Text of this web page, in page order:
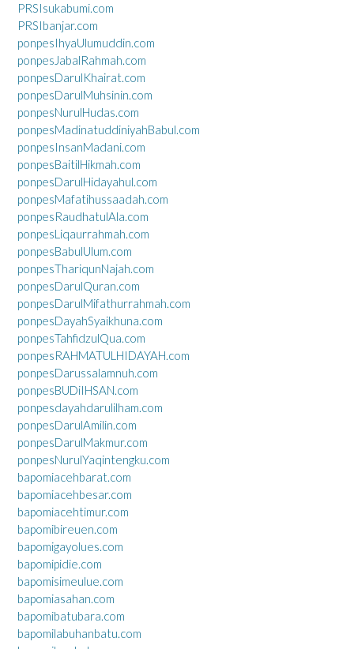
PRSIsukabumi.com
PRSIbanjar.com
ponpesIhyaUlumuddin.com
ponpesJabalRahmah.com
ponpesDarulKhairat.com
ponpesDarulMuhsinin.com
ponpesNurulHudas.com
ponpesMadinatuddiniyahBabul.com
ponpesInsanMadani.com
ponpesBaitilHikmah.com
ponpesDarulHidayahul.com
ponpesMafatihussaadah.com
ponpesRaudhatulAla.com
ponpesLiqaurrahmah.com
ponpesBabulUlum.com
ponpesThariqunNajah.com
ponpesDarulQuran.com
ponpesDarulMifathurrahmah.com
ponpesDayahSyaikhuna.com
ponpesTahfidzulQua.com
ponpesRAHMATULHIDAYAH.com
ponpesDarussalamnuh.com
ponpesBUDiIHSAN.com
ponpesdayahdarulilham.com
ponpesDarulAmilin.com
ponpesDarulMakmur.com
ponpesNurulYaqintengku.com
bapomiacehbarat.com
bapomiacehbesar.com
bapomiacehtimur.com
bapomibireuen.com
bapomigayolues.com
bapomipidie.com
bapomisimeulue.com
bapomiasahan.com
bapomibatubara.com
bapomilabuhanbatu.com